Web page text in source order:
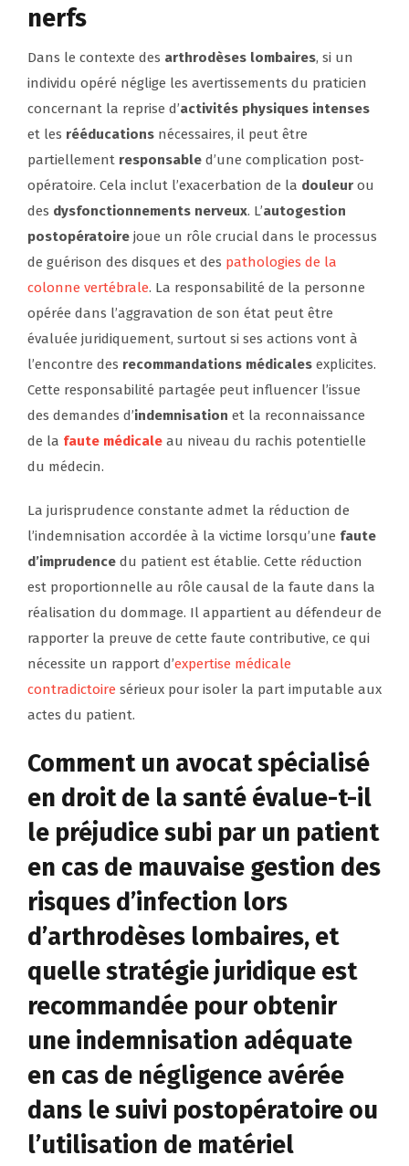
nerfs
Dans le contexte des arthrodèses lombaires, si un
individu opéré néglige les avertissements du praticien
concernant la reprise d’activités physiques intenses
et les rééducations nécessaires, il peut être
partiellement responsable d’une complication post-
opératoire. Cela inclut l’exacerbation de la douleur ou
des dysfonctionnements nerveux. L’autogestion
postopératoire joue un rôle crucial dans le processus
de guérison des disques et des pathologies de la
colonne vertébrale. La responsabilité de la personne
opérée dans l’aggravation de son état peut être
évaluée juridiquement, surtout si ses actions vont à
l’encontre des recommandations médicales explicites.
Cette responsabilité partagée peut influencer l’issue
des demandes d’indemnisation et la reconnaissance
de la faute médicale au niveau du rachis potentielle
du médecin.
La jurisprudence constante admet la réduction de
l’indemnisation accordée à la victime lorsqu’une faute
d’imprudence du patient est établie. Cette réduction
est proportionnelle au rôle causal de la faute dans la
réalisation du dommage. Il appartient au défendeur de
rapporter la preuve de cette faute contributive, ce qui
nécessite un rapport d’expertise médicale
contradictoire sérieux pour isoler la part imputable aux
actes du patient.
Comment un avocat spécialisé
en droit de la santé évalue-t-il
le préjudice subi par un patient
en cas de mauvaise gestion des
risques d’infection lors
d’arthrodèses lombaires, et
quelle stratégie juridique est
recommandée pour obtenir
une indemnisation adéquate
en cas de négligence avérée
dans le suivi postopératoire ou
l’utilisation de matériel